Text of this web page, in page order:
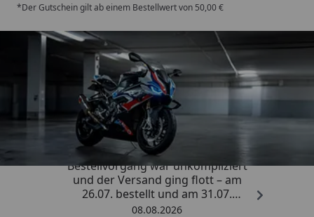
*Der Gutschein gilt ab einem Bestellwert von 50,00 €
Trusted Shops
4,85/ 5
„Sehr zufriedener Kauf! Der
Bestellvorgang war unkompliziert
und der Versand ging flott – am
26.07. bestellt und am 31.07.
geliefert. Die Abdeckplane
08.08.2026